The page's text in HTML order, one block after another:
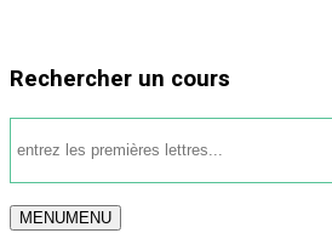
Rechercher un cours
MENUMENU